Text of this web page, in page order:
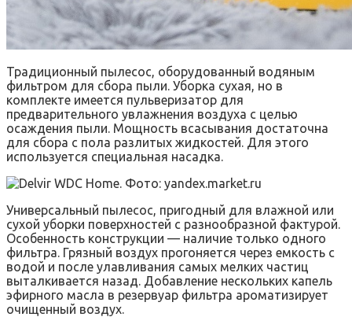
Традиционный пылесос, оборудованный водяным
фильтром для сбора пыли. Уборка сухая, но в
комплекте имеется пульверизатор для
предварительного увлажнения воздуха с целью
осаждения пыли. Мощность всасывания достаточна
для сбора с пола разлитых жидкостей. Для этого
используется специальная насадка.
Универсальный пылесос, пригодный для влажной или
сухой уборки поверхностей с разнообразной фактурой.
Особенность конструкции — наличие только одного
фильтра. Грязный воздух прогоняется через емкость с
водой и после улавливания самых мелких частиц
выталкивается назад. Добавление нескольких капель
эфирного масла в резервуар фильтра ароматизирует
очищенный воздух.